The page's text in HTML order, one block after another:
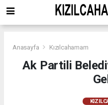
Anasayfa Kızılcahamam
Ak Partili